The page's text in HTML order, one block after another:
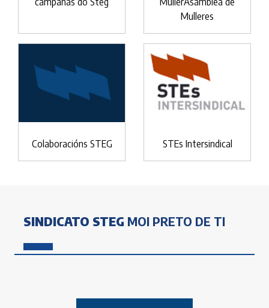
Mulleres
Colaboracións STEG STEs Intersindical
SINDICATO STEG MOI PRETO DE TI